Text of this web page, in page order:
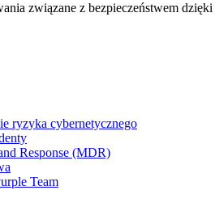
związane z bezpieczeństwem
ryzyka cybernetycznego
Response (MDR)
Team